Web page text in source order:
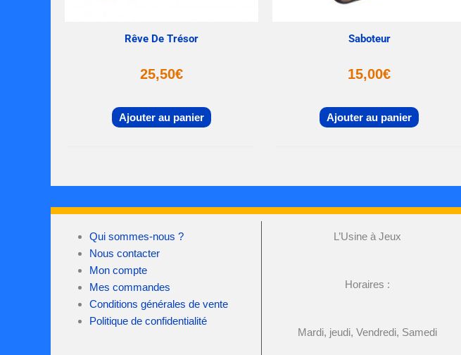
Rêve De Trésor
25,50€
Ajouter au panier
Saboteur
15,00€
Ajouter au panier
Qui sommes-nous ?
Nous contacter
Mon compte
Mes commandes
Conditions générales de vente
Politique de confidentialité
L’Usine à Jeux
Horaires :
Mardi, jeudi, Vendredi, Samedi